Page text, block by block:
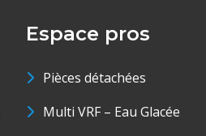
Espace pros
Pièces détachées
Multi VRF – Eau Glacée